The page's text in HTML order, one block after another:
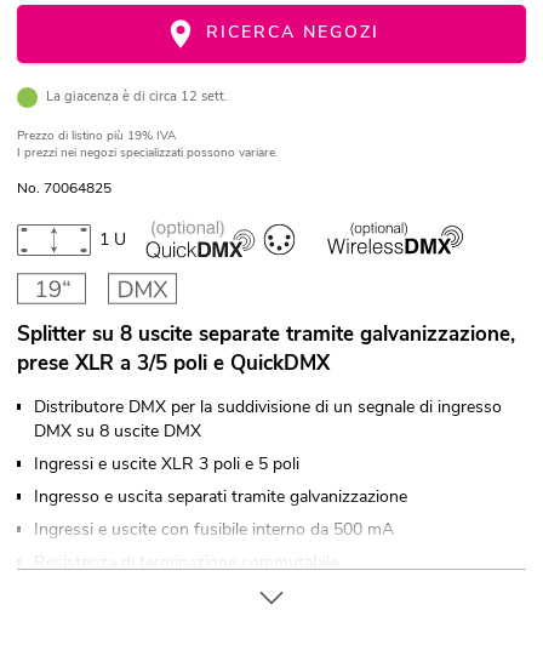
RICERCA NEGOZI
La giacenza è di circa 12 sett.
Prezzo di listino più 19% IVA
I prezzi nei negozi specializzati possono variare.
No. 70064825
1 U
Splitter su 8 uscite separate tramite galvanizzazione,
prese XLR a 3/5 poli e QuickDMX
Distributore DMX per la suddivisione di un segnale di ingresso
DMX su 8 uscite DMX
Ingressi e uscite XLR 3 poli e 5 poli
Ingresso e uscita separati tramite galvanizzazione
Ingressi e uscite con fusibile interno da 500 mA
Resistenza di terminazione commutabile
Montaggio su rack (19") 48,3 cm 1 U